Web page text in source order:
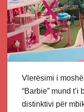
Vlerësimi i
“Barbie” mund
distinktivi për